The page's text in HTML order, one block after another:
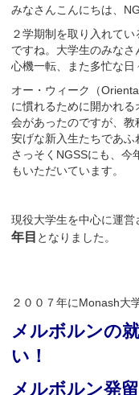
みなさんこんにちは、
２学期制を取り入れて
ですね。大学生のみなさ
心機一転、また多忙な日
オー・ウィーク（
に慣れるために開かれ
会があったのですが、
安げな新入生たちであふ
さっそくNGSSにも、今
もいただいています。
現役大学生を中心に運
年目 となりました。
２００７年にMonash大
メルボルンの
い！
メルボルン発